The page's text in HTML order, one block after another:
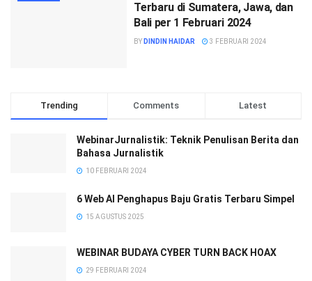
Terbaru di Sumatera, Jawa, dan
Bali per 1 Februari 2024
BY DINDIN HAIDAR 3 FEBRUARI 2024
Trending Comments Latest
WebinarJurnalistik: Teknik Penulisan Berita dan
Bahasa Jurnalistik
10 FEBRUARI 2024
6 Web AI Penghapus Baju Gratis Terbaru Simpel
15 AGUSTUS 2025
WEBINAR BUDAYA CYBER TURN BACK HOAX
29 FEBRUARI 2024